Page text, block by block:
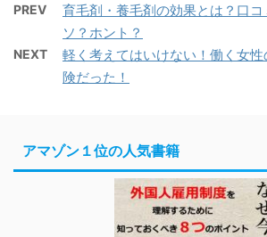
PREV
育毛剤・養毛剤の効果とは？口
ソ？ホント？
NEXT
軽く考えてはいけない！働く女
険だった！
アマゾン１位の人気書籍